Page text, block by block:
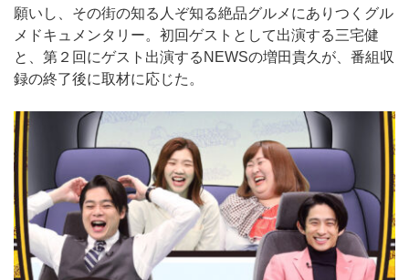
願いし、その街の知る人ぞ知る絶品グルメにありつくグル
メドキュメンタリー。初回ゲストとして出演する三宅健
と、第２回にゲスト出演するNEWSの増田貴久が、番組収
録の終了後に取材に応じた。